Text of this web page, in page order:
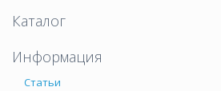
Каталог
Информация
Статьи